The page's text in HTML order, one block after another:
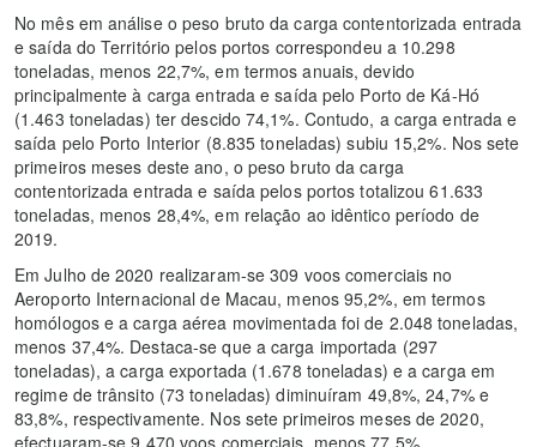
No mês em análise o peso bruto da carga contentorizada entrada
e saída do Território pelos portos correspondeu a 10.298
toneladas, menos 22,7%, em termos anuais, devido
principalmente à carga entrada e saída pelo Porto de Ká-Hó
(1.463 toneladas) ter descido 74,1%. Contudo, a carga entrada e
saída pelo Porto Interior (8.835 toneladas) subiu 15,2%. Nos sete
primeiros meses deste ano, o peso bruto da carga
contentorizada entrada e saída pelos portos totalizou 61.633
toneladas, menos 28,4%, em relação ao idêntico período de
2019.
Em Julho de 2020 realizaram-se 309 voos comerciais no
Aeroporto Internacional de Macau, menos 95,2%, em termos
homólogos e a carga aérea movimentada foi de 2.048 toneladas,
menos 37,4%. Destaca-se que a carga importada (297
toneladas), a carga exportada (1.678 toneladas) e a carga em
regime de trânsito (73 toneladas) diminuíram 49,8%, 24,7% e
83,8%, respectivamente. Nos sete primeiros meses de 2020,
efectuaram-se 9.470 voos comerciais, menos 77,5%,